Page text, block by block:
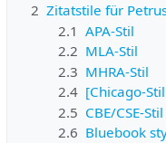
2 Zitatstile für
2.1 APA-Stil
2.2 MLA-Stil
2.3 MHRA-Stil
2.4 [Chicago-Stil
2.5 CBE/CSE-Stil
2.6 Bluebook